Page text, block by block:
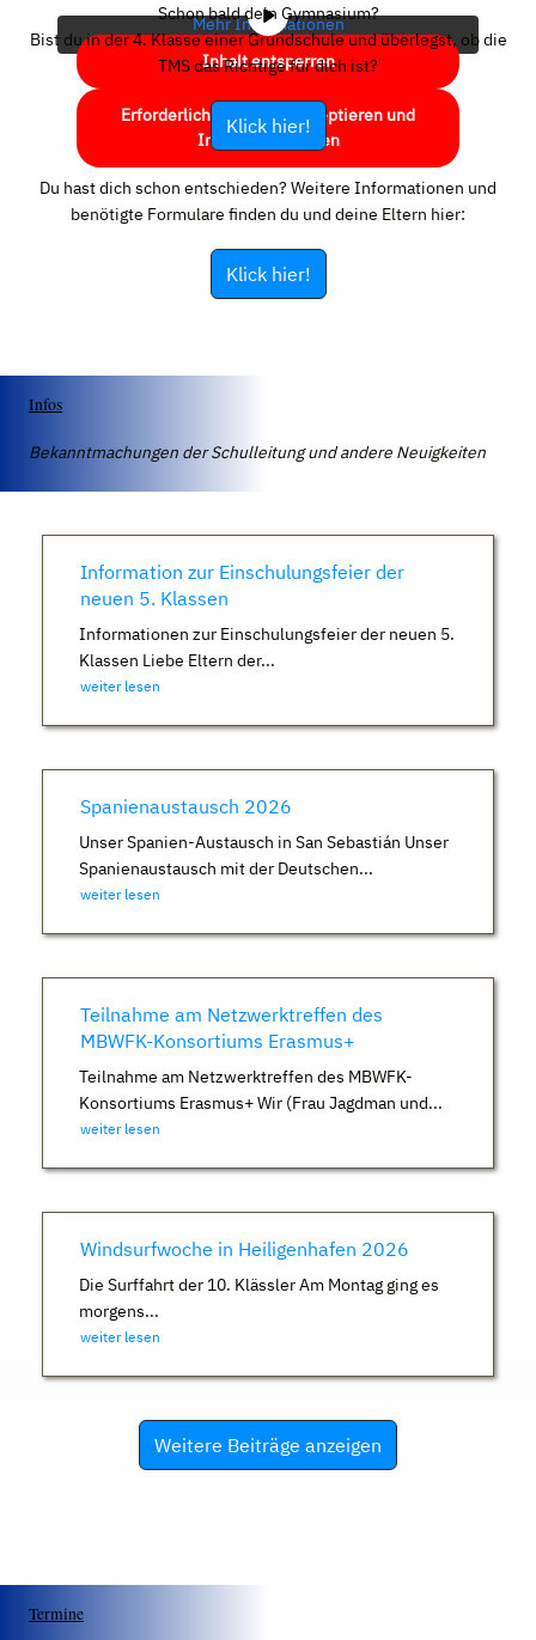
Mehr Informationen
Inhalt entsperren
Erforderlichen Service akzeptieren und
Inhalte entsperren
Schon bald dein Gymnasium?
Bist du in der 4. Klasse einer Grundschule und überlegst, ob die
TMS das Richtige für dich ist?
Klick hier!
Du hast dich schon entschieden? Weitere Informationen und
benötigte Formulare finden du und deine Eltern hier:
Klick hier!
Infos
Bekanntmachungen der Schulleitung und andere Neuigkeiten
Information zur Einschulungsfeier der
neuen 5. Klassen
Informationen zur Einschulungsfeier der neuen 5.
Klassen Liebe Eltern der...
weiter lesen
Spanienaustausch 2026
Unser Spanien-Austausch in San Sebastián Unser
Spanienaustausch mit der Deutschen...
weiter lesen
Teilnahme am Netzwerktreffen des
MBWFK-Konsortiums Erasmus+
Teilnahme am Netzwerktreffen des MBWFK-
Konsortiums Erasmus+ Wir (Frau Jagdman und...
weiter lesen
Windsurfwoche in Heiligenhafen 2026
Die Surffahrt der 10. Klässler Am Montag ging es
morgens...
weiter lesen
Weitere Beiträge anzeigen
Termine